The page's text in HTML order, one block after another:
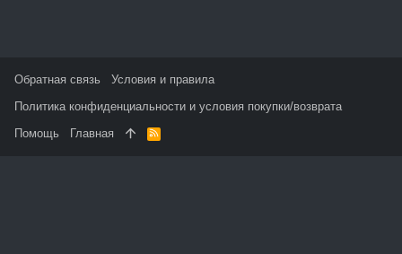
Обратная связь
Условия и правила
Политика конфиденциальности и условия покупки/возврата
Помощь
Главная
R